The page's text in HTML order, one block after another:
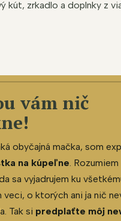
kút, zrkadlo a doplnky z
vám nič
obyčajná mačka, som
na kúpeľne. Rozumiem
sa vyjadrujem ku
veci, o ktorých ani ja nič
Tak si predplaťte môj